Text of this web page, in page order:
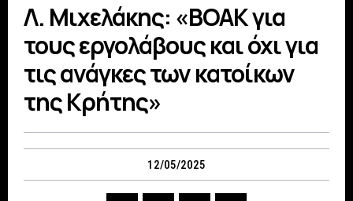
Λ. Μιχελάκης: «ΒΟΑΚ για
τους εργολάβους και όχι για
τις ανάγκες των κατοίκων
της Κρήτης»
12/05/2025